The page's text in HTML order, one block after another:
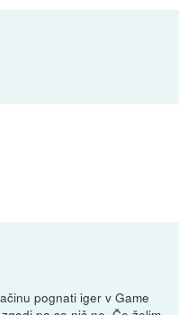
pognati iger v Game